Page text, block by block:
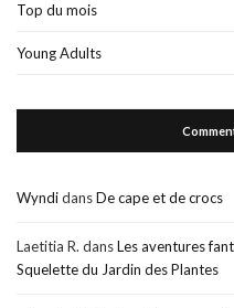
Top du mois
Young Adults
WyndidansDe cape et de crocs
Laetitia R. dansLes aventures
Squelette du Jardin des Plantes